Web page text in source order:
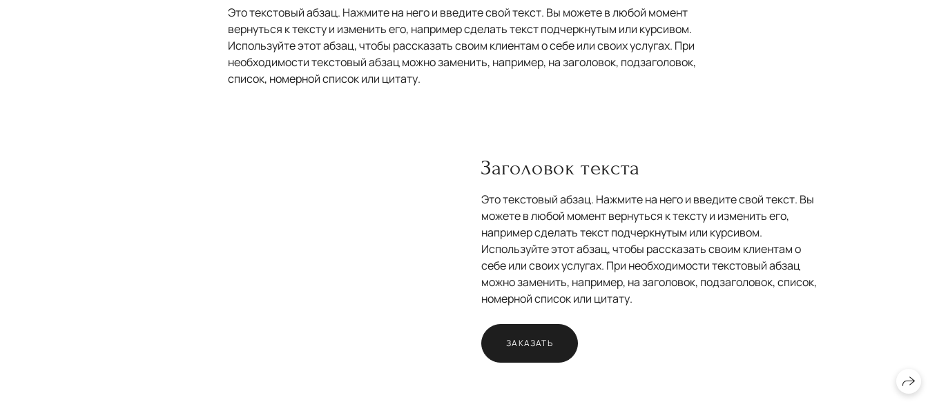
Это текстовый абзац. Нажмите на него и введите свой текст. Вы можете в любой момент
вернуться к тексту и изменить его, например сделать текст подчеркнутым или курсивом.
Используйте этот абзац, чтобы рассказать своим клиентам о себе или своих услугах. При
необходимости текстовый абзац можно заменить, например, на заголовок, подзаголовок,
список, номерной список или цитату.
Заголовок текста
Это текстовый абзац. Нажмите на него и введите свой текст. Вы
можете в любой момент вернуться к тексту и изменить его,
например сделать текст подчеркнутым или курсивом.
Используйте этот абзац, чтобы рассказать своим клиентам о
себе или своих услугах. При необходимости текстовый абзац
можно заменить, например, на заголовок, подзаголовок, список,
номерной список или цитату.
ЗАКАЗАТЬ